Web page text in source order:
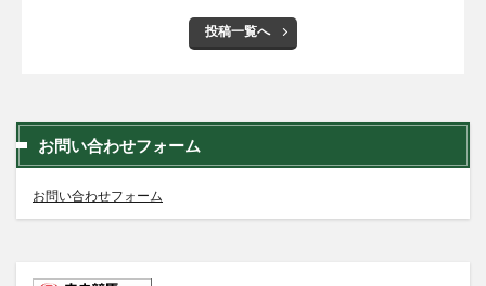
投稿一覧へ
お問い合わせフォーム
お問い合わせフォーム